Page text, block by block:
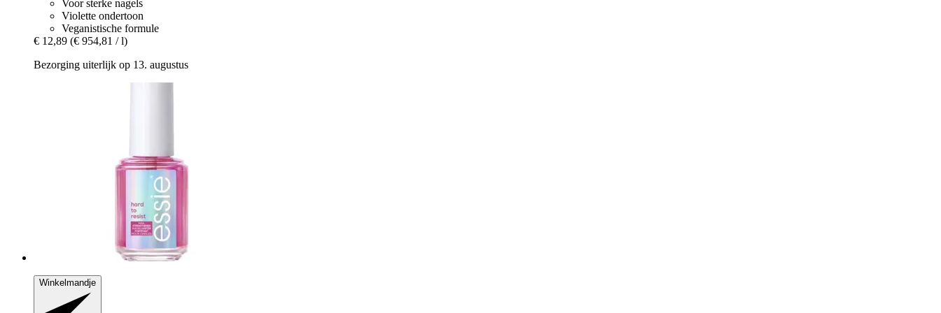
Voor sterke nagels
Violette ondertoon
Veganistische formule
€ 12,89 (€ 954,81 / l)
Bezorging uiterlijk op 13. augustus
Winkelmandje